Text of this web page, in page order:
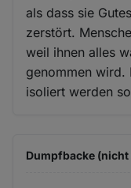
als dass sie
zerstört.
weil ihnen alles
genommen wird.
isoliert werden
Dumpfbacke